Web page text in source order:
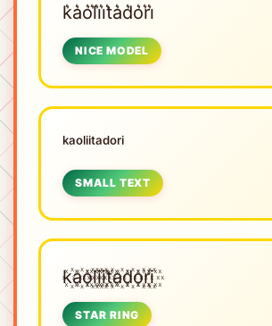
k͛a͛o͛l͛i͛i͛t͛a͛d͛o͛r͛i͛
NICE MODEL
ᵏᵃᵒˡⁱⁱᵗᵃᵈᵒʳⁱ
SMALL TEXT
k꙰a꙰o꙰l꙰i꙰i꙰t꙰a꙰d꙰o꙰r꙰i꙰
STAR RING